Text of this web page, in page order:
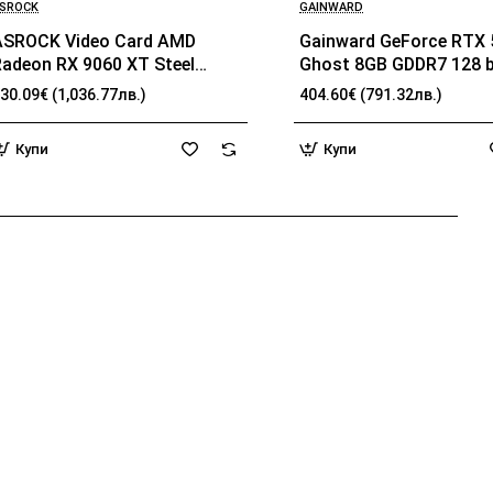
Video Card AMD
RX 9060 XT Steel
OC 16GB GDDR6 128-
bit HDMI 2x DP
(1,036.77лв.)
Купи
GAINWARD
Gainward GeForce RTX
Ghost 8GB GDDR7 128
HDMI 2.1b, 3x DP 2.1b,
1x 8-pin pwr connector,
NE7506T019P1-
404.60€ (791.32лв.)
Купи